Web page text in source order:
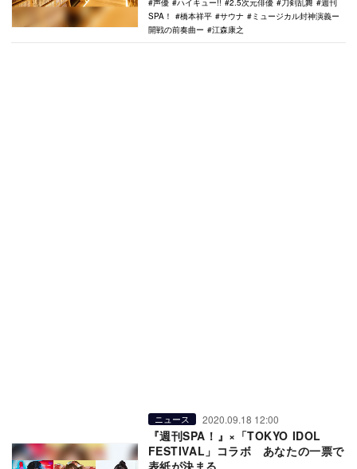
声優
ハイキュー!! 2.5次元俳優 刀剣乱舞
週刊
SPA！
橋本祥平 サウナ
ミュージカル封神演義ー
開戦の前奏曲ー
江森康之
ニュース 2020.09.18 12:00
『週刊SPA！』×「TOKYO IDOL
FESTIVAL」コラボ あなたの一票で
表紙が決まる